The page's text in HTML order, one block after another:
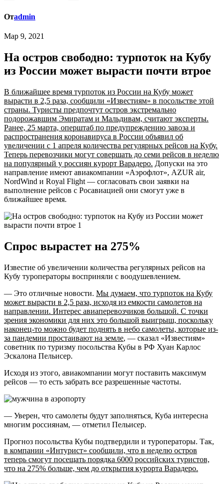
Отadmin
Мар 9, 2021
На остров свободно: турпоток на Кубу
из России может вырасти почти втрое
В ближайшее время турпоток из России на Кубу может
вырасти в 2,5 раза, сообщили «Известиям» в посольстве этой
страны. Туристы предпочтут остров экстремально
подорожавшим Эмиратам и Мальдивам, считают эксперты.
Ранее, 25 марта, оперштаб по предупреждению завоза и
распространения коронавируса в России объявил об
увеличении с 1 апреля количества регулярных рейсов на Кубу.
Теперь перевозчики могут совершать до семи рейсов в неделю
на популярный у россиян курорт Варадеро. Допуски на это
направление имеют авиакомпании «Аэрофлот», AZUR air,
NordWind и Royal Flight — согласовать свои заявки на
выполнение рейсов с Росавиацией они смогут уже в
ближайшее время.
Спрос вырастет на 275%
Известие об увеличении количества регулярных рейсов на
Кубу туроператоры восприняли с воодушевлением.
— Это отличные новости. Мы думаем, что турпоток на Кубу
может вырасти в 2,5 раза, исходя из емкости самолетов на
направлении. Интерес авиаперевозчиков большой. С точки
зрения экономики для них это большой выигрыш, поскольку
наконец-то можно будет поднять в небо самолеты, которые из-
за пандемии простаивают на земле, — сказал «Известиям»
советник по туризму посольства Кубы в РФ Хуан Карлос
Эскалона Пельисер.
Исходя из этого, авиакомпании могут поставить максимум
рейсов — то есть забрать все разрешенные частоты.
— Уверен, что самолеты будут заполняться, Куба интересна
многим россиянам, — отметил Пельисер.
Прогноз посольства Кубы подтвердили и туроператоры. Так,
в компании «Интурист» сообщили, что в неделю остров
теперь смогут посещать порядка 6000 российских туристов,
что на 275% больше, чем до открытия курорта Варадеро.